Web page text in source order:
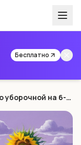
Бесплатно
Масличные. Статус по уборочной на 6-е сентября